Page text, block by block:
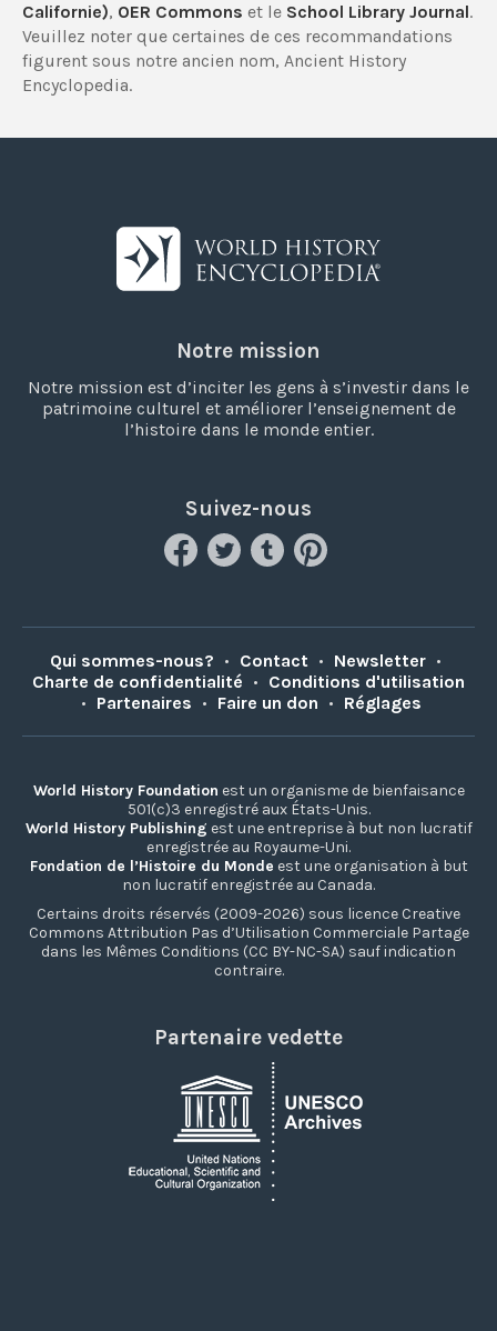
Californie), OER Commons et le School Library Journal.
Veuillez noter que certaines de ces recommandations
figurent sous notre ancien nom, Ancient History
Encyclopedia.
Notre mission
Notre mission est d’inciter les gens à s’investir dans le
patrimoine culturel et améliorer l’enseignement de
l’histoire dans le monde entier.
Suivez-nous
Qui sommes-nous? • Contact • Newsletter •
Charte de confidentialité • Conditions d'utilisation
• Partenaires • Faire un don • Réglages
World History Foundation est un organisme de bienfaisance
501(c)3 enregistré aux États-Unis.
World History Publishing est une entreprise à but non lucratif
enregistrée au Royaume-Uni.
Fondation de l’Histoire du Monde est une organisation à but
non lucratif enregistrée au Canada.
Certains droits réservés (2009-2026) sous licence Creative
Commons Attribution Pas d’Utilisation Commerciale Partage
dans les Mêmes Conditions (CC BY-NC-SA) sauf indication
contraire.
Partenaire vedette